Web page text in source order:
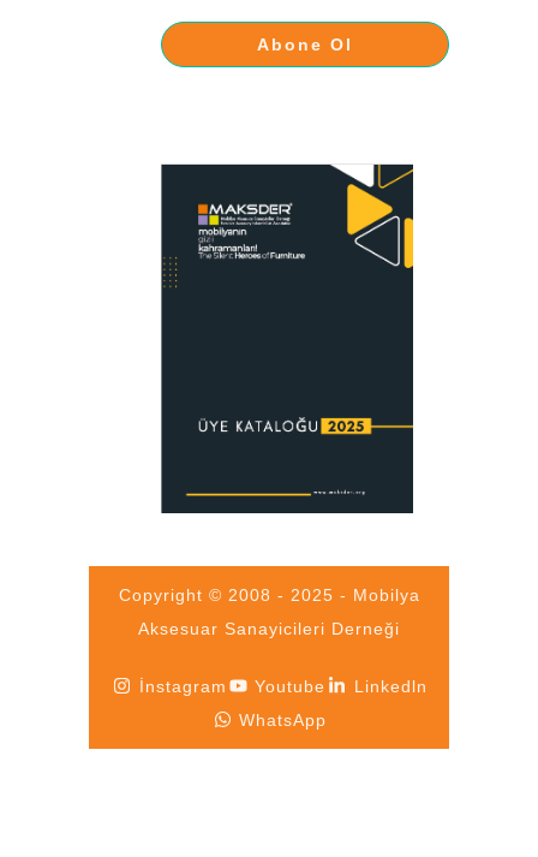
Copyright © 2008 - 2025 - Mobilya
Aksesuar Sanayicileri Derneği
İnstagram Youtube
Linkedln
WhatsApp